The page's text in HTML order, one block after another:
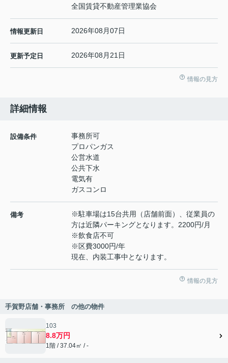
全国賃貸不動産管理業協会
情報更新日 2026年08月07日
更新予定日 2026年08月21日
情報の見方
詳細情報
設備条件
事務所可
プロパンガス
公営水道
公共下水
電気有
ガスコンロ
備考
※駐車場は15台共用（店舗前面）、従業員の
方は近隣パーキングとなります。2200円/月
※飲食店不可
※区費3000円/年
現在、内装工事中となります。
情報の見方
手賀野店舗・事務所 の他の物件
103
8.8万円
1階 / 37.04㎡ / -